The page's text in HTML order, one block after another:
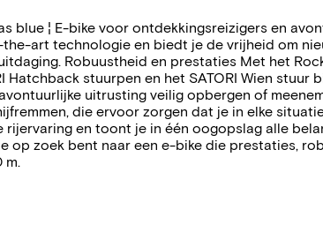
blue ¦ E-bike voor ontdekkingsreizigers en
art technologie en biedt je de vrijheid om
Robuustheid en prestaties Met het
Hatchback stuurpen en het SATORI Wien
uitrusting veilig opbergen of
die ervoor zorgen dat je in elke
en toont je in één oogopslag alle
op zoek bent naar een e-bike die prestaties,